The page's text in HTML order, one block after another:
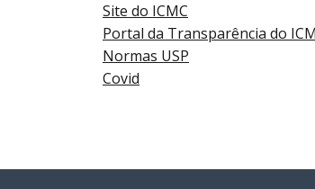
Site do ICMC
Portal da Transparência do
Normas USP
Covid